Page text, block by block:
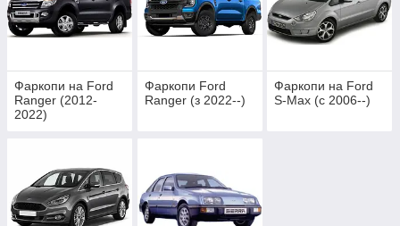
Фаркопи на Ford
Ranger (2012-
2022)
Фаркопи Ford
Ranger (з 2022--)
Фаркопи на Ford
S-Max (c 2006--)